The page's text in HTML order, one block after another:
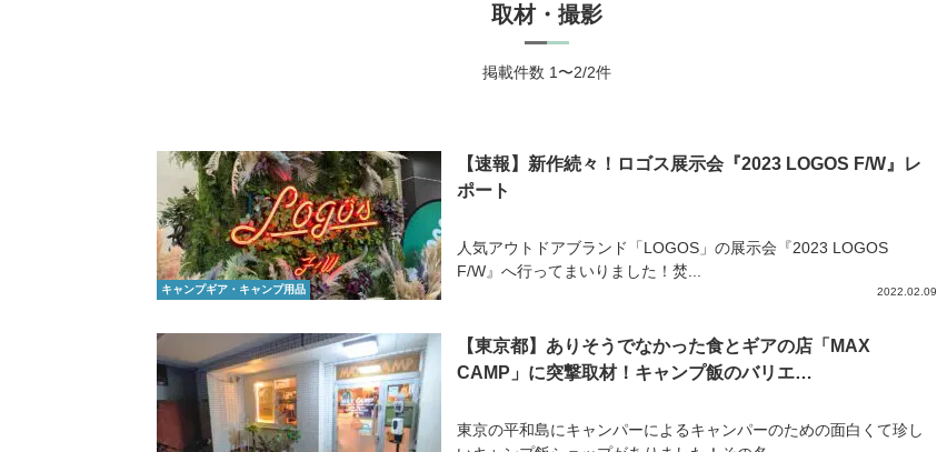
取材・撮影
掲載件数 1〜2/2件
キャンプギア・キャンプ用品
【速報】新作続々！ロゴス展示会『2023 LOGOS F/W』レ
ポート
人気アウトドアブランド「LOGOS」の展示会『2023 LOGOS
F/W』へ行ってまいりました！焚...
2022.02.09
【東京都】ありそうでなかった食とギアの店「MAX
CAMP」に突撃取材！キャンプ飯のバリエ…
東京の平和島にキャンパーによるキャンパーのための面白くて珍し